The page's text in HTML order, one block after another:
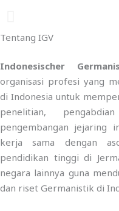
Tentang IGV
Indonesischer
organisasi profesi yang
di Indonesia untuk
penelitian,
pengembangan jejaring
kerja sama dengan
pendidikan tinggi di
negara lainnya guna
dan riset Germanistik di